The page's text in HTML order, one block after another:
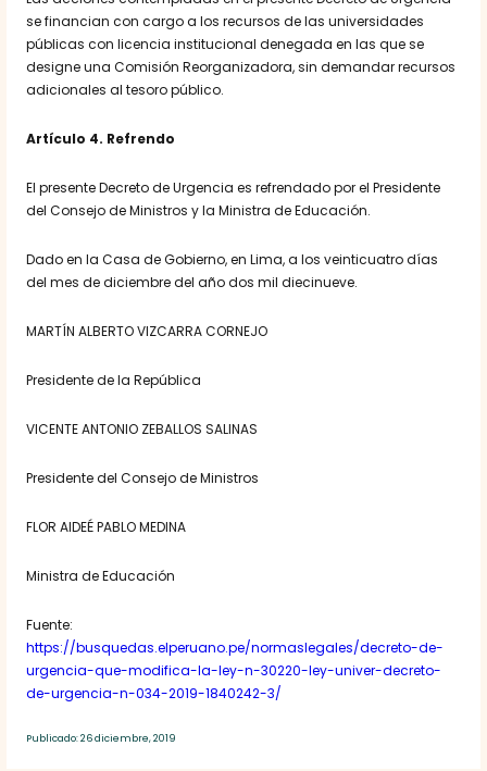
se financian con cargo a los recursos de las universidades
públicas con licencia institucional denegada en las que se
designe una Comisión Reorganizadora, sin demandar recursos
adicionales al tesoro público.
Artículo 4. Refrendo
El presente Decreto de Urgencia es refrendado por el Presidente
del Consejo de Ministros y la Ministra de Educación.
Dado en la Casa de Gobierno, en Lima, a los veinticuatro días
del mes de diciembre del año dos mil diecinueve.
MARTÍN ALBERTO VIZCARRA CORNEJO
Presidente de la República
VICENTE ANTONIO ZEBALLOS SALINAS
Presidente del Consejo de Ministros
FLOR AIDEÉ PABLO MEDINA
Ministra de Educación
Fuente:
https://busquedas.elperuano.pe/normaslegales/decreto-de-
urgencia-que-modifica-la-ley-n-30220-ley-univer-decreto-
de-urgencia-n-034-2019-1840242-3/
Publicado: 26 diciembre, 2019